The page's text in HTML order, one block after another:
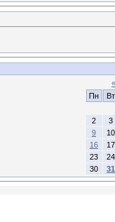
«
Пн
Вт
2
3
9
10
16
17
23
24
30
31